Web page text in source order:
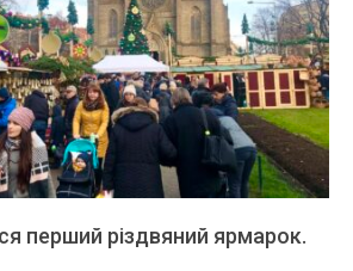
перший різдвяний ярмарок.